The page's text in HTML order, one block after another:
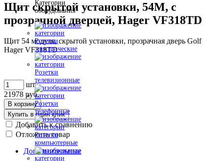
Категории
оборудования
Розетки
электрические
Розетки
телевизионные
Розетки
телефонные
Розетки
компьютерные
Щит скрытой установки, 54М, с
прозрачной дверцей, Hager VF318TD
Щит 54 модуля, скрытой установки, прозрачная дверь Golf
Hager VF318TD
шт
21978 руб.
В корзину
Купить в один клик
Добавить к сравнению
Отложить товар
Дополнительные